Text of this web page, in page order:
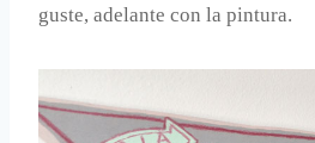
guste, adelante con la pintura.